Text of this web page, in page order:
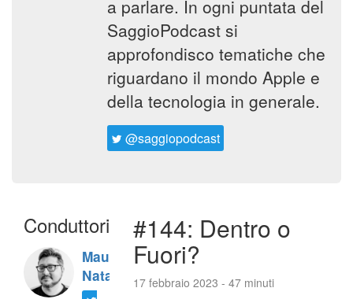
a parlare. In ogni puntata del
SaggioPodcast si
approfondisco tematiche che
riguardano il mondo Apple e
della tecnologia in generale.
@saggiopodcast
Conduttori
Maurizio
Natali
#144: Dentro o
Fuori?
17 febbraio 2023 - 47 minuti